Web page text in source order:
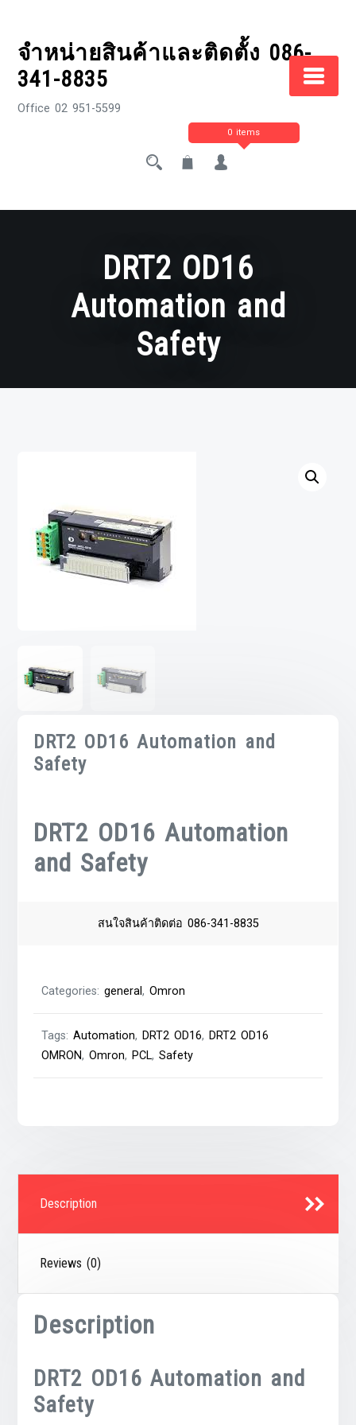
contentจำหน่ายสินค้าและติดตั้ง 086-
341-8835
Office 02 951-5599
0 items
DRT2 OD16
Automation and
Safety
DRT2 OD16 Automation and
Safety
DRT2 OD16 Automation
and Safety
สนใจสินค้าติดต่อ 086-341-8835
Categories:general,Omron
Tags:Automation, DRT2 OD16, DRT2 OD16
OMRON,Omron, PCL,Safety
Description
Reviews (0)
Description
DRT2 OD16 Automation and
Safety